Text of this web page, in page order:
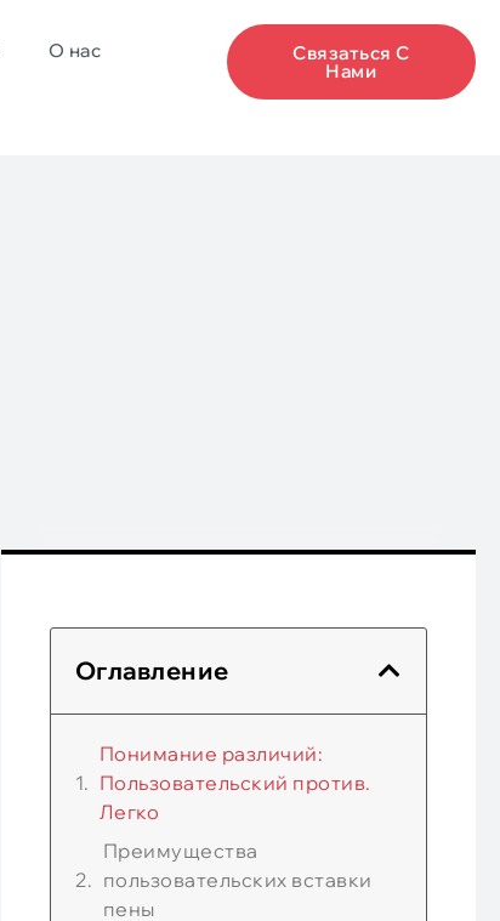
О нас Связаться С
Нами
Оглавление
Понимание различий:
Пользовательский против.
Легко
Преимущества
пользовательских вставки
пены